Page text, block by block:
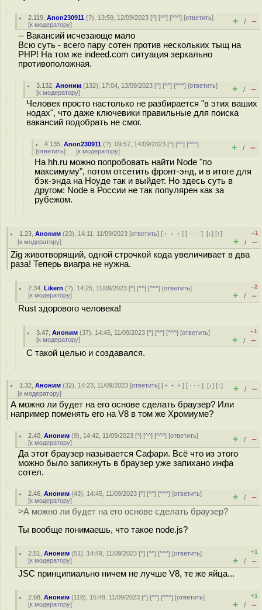
2.119 ,Anon230911 (?), 13:59, 12/09/2023 [^] [^^] [^^^] [ответить]
[к модератору] + / –
-- Вакансий исчезающе мало
Всю суть - всего пару сотен против нескольких тыщ на
PHP! На том же indeed.com ситуация зеркально
противоположная.
3.132 ,Аноним (132), 17:04, 13/09/2023 [^] [^^] [^^^] [ответить]
[к модератору] + / –
Человек просто настолько не разбирается "в этих ваших
нодах", что даже ключевики правильные для поиска
вакансий подобрать не смог.
4.135 ,Anon230911 (?), 09:57, 14/09/2023 [^] [^^] [^^^]
[ответить] [к модератору] + / –
На hh.ru можно попробовать найти Node "по
максимуму", потом отсетить фронт-энд, и в итоге для
бэк-энда на Ноуде так и выйдет. Но здесь суть в
другом: Node в России не так популярен как за
рубежом.
1.23 ,Аноним (23), 14:11, 11/09/2023 [ответить] [ ﹢﹢﹢] [ · · ·][↓] [↑]
[к модератору]
–1
+ / –
Zig животворящий, одной строчкой кода увеличивает в два
раза! Теперь виагра не нужна.
2.34 ,Likern (?), 14:25, 11/09/2023 [^] [^^] [^^^] [ответить]
[к модератору]
–2
+ / –
Rust здорового человека!
3.47 ,Аноним (37), 14:45, 11/09/2023 [^] [^^] [^^^] [ответить]
[к модератору]
–1
+ / –
С такой целью и создавался.
1.32 ,Аноним (32), 14:23, 11/09/2023 [ответить] [ ﹢﹢﹢] [ · · ·][↓] [↑]
[к модератору] + / –
А можно ли будет на его основе сделать браузер? Или
например поменять его на V8 в том же Хромиуме?
2.40 ,Аноним (9), 14:42, 11/09/2023 [^] [^^] [^^^] [ответить]
[к модератору] + / –
Да этот браузер называется Сафари. Всё что из этого
можно было запихнуть в браузер уже запихано инфа
сотел.
2.46 ,Аноним (43), 14:45, 11/09/2023 [^] [^^] [^^^] [ответить]
[к модератору] + / –
>А можно ли будет на его основе сделать браузер?
Ты вообще понимаешь, что такое node.js?
2.51 ,Аноним (51), 14:49, 11/09/2023 [^] [^^] [^^^] [ответить]
[к модератору]
+1
+ / –
JSC принципиально ничем не лучше V8, те же яйца...
2.68 ,Аноним (118), 15:48, 11/09/2023 [^] [^^] [^^^] [ответить]
[к модератору]
+1
+ / –